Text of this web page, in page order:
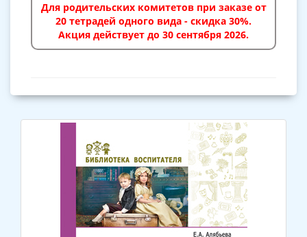
Для родительских комитетов при заказе от
20 тетрадей одного вида - скидка 30%.
Акция действует до 30 сентября 2026.